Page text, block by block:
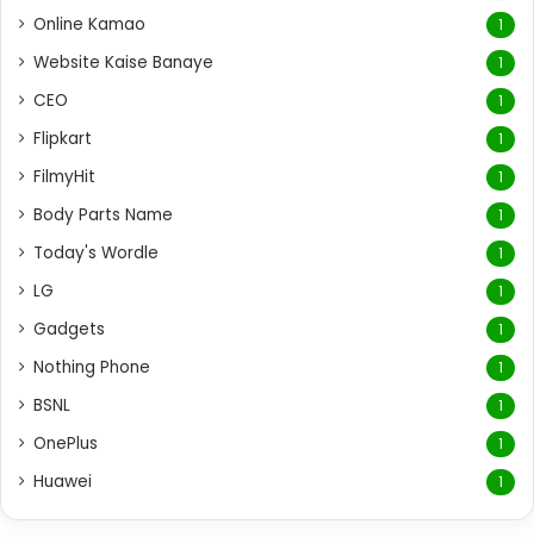
Online Kamao 1
Website Kaise Banaye 1
CEO 1
Flipkart 1
FilmyHit 1
Body Parts Name 1
Today's Wordle 1
LG 1
Gadgets 1
Nothing Phone 1
BSNL 1
OnePlus 1
Huawei 1